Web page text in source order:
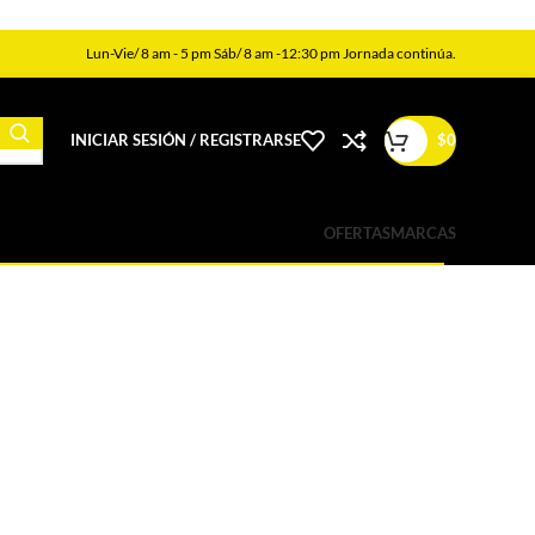
Lun-Vie/ 8 am - 5 pm Sáb/ 8 am -12:30 pm Jornada continúa.
INICIAR SESIÓN / REGISTRARSE $0
OFERTASMARCAS